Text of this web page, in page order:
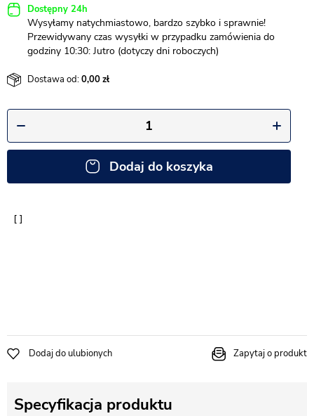
Dostępny 24h
Wysyłamy natychmiastowo, bardzo szybko i sprawnie!
Przewidywany czas wysyłki w przypadku zamówienia do
godziny 10:30: Jutro (dotyczy dni roboczych)
Dostawa od:0,00
Dodaj do koszyka
Dodaj do ulubionych Zapytaj o produkt
Specyfikacja produktu